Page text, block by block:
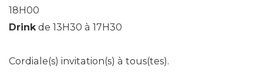
18H00
Drinkde 13H30 à 17H30
Cordiale(s) invitation(s) à tous(tes).